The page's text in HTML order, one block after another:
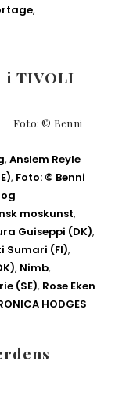
,
i TIVOLI
© Benni
, Anslem Reyle
, Foto: © Benni
moskunst,
Guiseppi (DK),
Sumari (FI),
, Nimb,
(SE), Rose Eken
HODGES